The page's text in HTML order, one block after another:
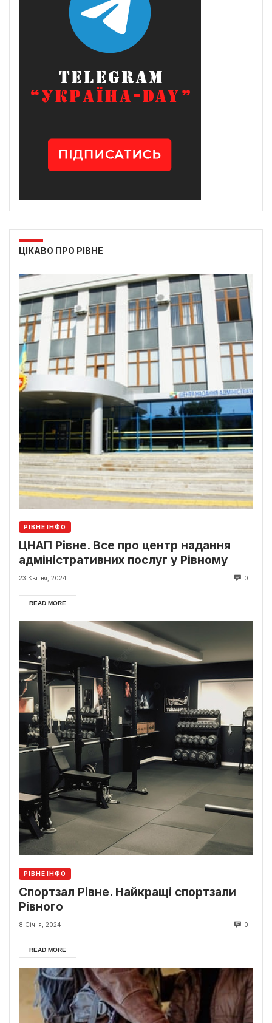
ЦІКАВО ПРО РІВНЕ
РІВНЕ ІНФО
ЦНАП Рівне. Все про центр надання
адміністративних послуг у Рівному
23 Квітня, 2024 0
READ MORE
РІВНЕ ІНФО
Спортзал Рівне. Найкращі спортзали
Рівного
8 Січня, 2024 0
READ MORE